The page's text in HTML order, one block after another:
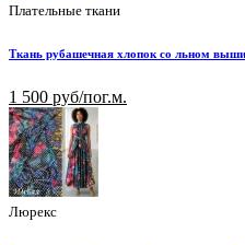
Плательные ткани
Ткань рубашечная хлопок со льном
1 500 руб/пог.м.
Люрекс